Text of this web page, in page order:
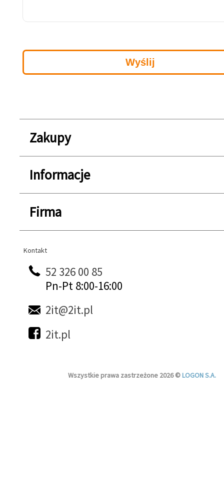
Zakupy
Informacje
Firma
Kontakt
Kontakt
52 326 00 85
Pn-Pt 8:00-16:00
2it@2it.pl
2it.pl
Wszystkie prawa zastrzeżone 2026 ©LOGON S.A.